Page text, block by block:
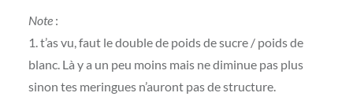
Note:
1. t’as vu, faut le double de poids de sucre / poids de
blanc. Là y a un peu moins mais ne diminue pas plus
sinon tes meringues n’auront pas de structure.